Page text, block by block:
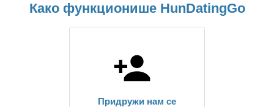
Како функционише HunDatingGo
Придружи нам се